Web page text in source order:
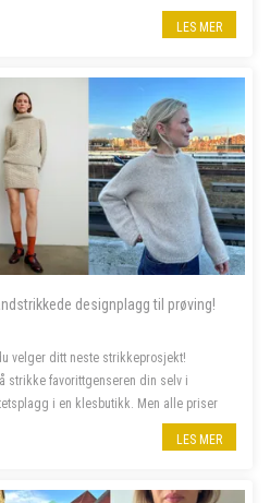
LES MER
designplagg til prøving!
velger ditt neste strikkeprosjekt!
strikke favorittgenseren din selv i
i en klesbutikk. Men alle priser
LES MER